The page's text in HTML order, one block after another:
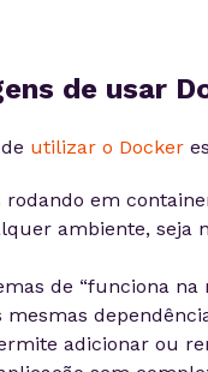
de usar
utilizar o Docker
em
ambiente, seja
de “funciona na
adicionar ou